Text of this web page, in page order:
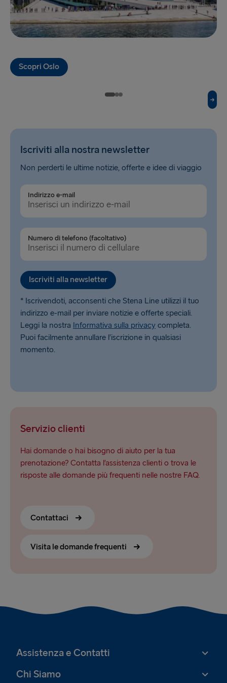
Hook of Holland → Harwich
Karlskrona → Gdynia
Kiel → Gothenburg
Trelleborg → Rostock
Travemünde → Liepāja
Scopri Oslo
Iscriviti alla nostra newsletter
Non perderti le ultime notizie, offerte e idee di viaggio
Indirizzo e-mail
Numero di telefono (facoltativo)
Iscriviti alla newsletter
* Iscrivendoti, acconsenti che Stena Line utilizzi il tuo
indirizzo e-mail per inviare notizie e offerte speciali.
Leggi la nostra Informativa sulla privacy completa.
Puoi facilmente annullare l’iscrizione in qualsiasi
momento.
Servizio clienti
Hai domande o hai bisogno di aiuto per la tua
prenotazione? Contatta l’assistenza clienti o trova le
risposte alle domande più frequenti nelle nostre FAQ.
Contattaci
Visita le domande frequenti
Assistenza e Contatti
Chi Siamo